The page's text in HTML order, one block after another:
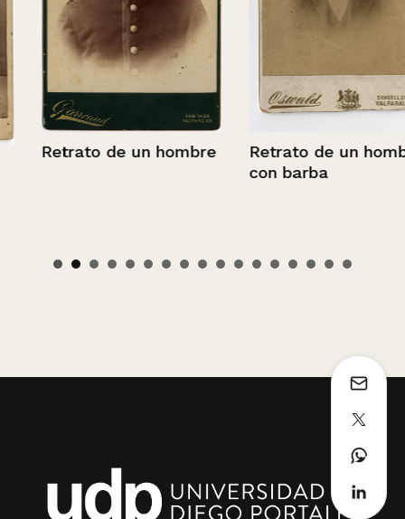
Retrato de un hombre
Retrato de un hombre
con barba